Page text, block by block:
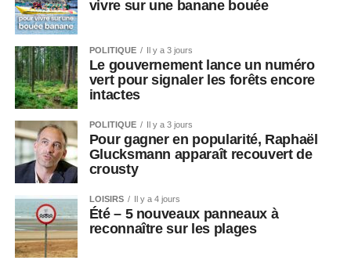
vivre sur une banane bouée
POLITIQUE Il y a 3 jours
Le gouvernement lance un numéro
vert pour signaler les forêts encore
intactes
POLITIQUE Il y a 3 jours
Pour gagner en popularité, Raphaël
Glucksmann apparaît recouvert de
crousty
LOISIRS Il y a 4 jours
Été – 5 nouveaux panneaux à
reconnaître sur les plages